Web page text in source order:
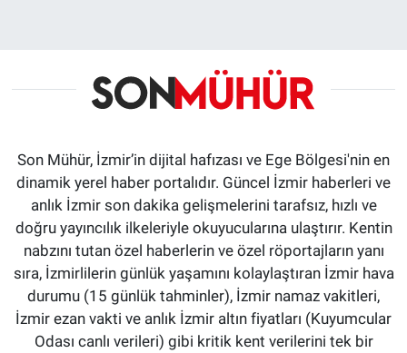
Son Mühür, İzmir’in dijital hafızası ve Ege Bölgesi'nin en
dinamik yerel haber portalıdır. Güncel İzmir haberleri ve
anlık İzmir son dakika gelişmelerini tarafsız, hızlı ve
doğru yayıncılık ilkeleriyle okuyucularına ulaştırır. Kentin
nabzını tutan özel haberlerin ve özel röportajların yanı
sıra, İzmirlilerin günlük yaşamını kolaylaştıran İzmir hava
durumu (15 günlük tahminler), İzmir namaz vakitleri,
İzmir ezan vakti ve anlık İzmir altın fiyatları (Kuyumcular
Odası canlı verileri) gibi kritik kent verilerini tek bir